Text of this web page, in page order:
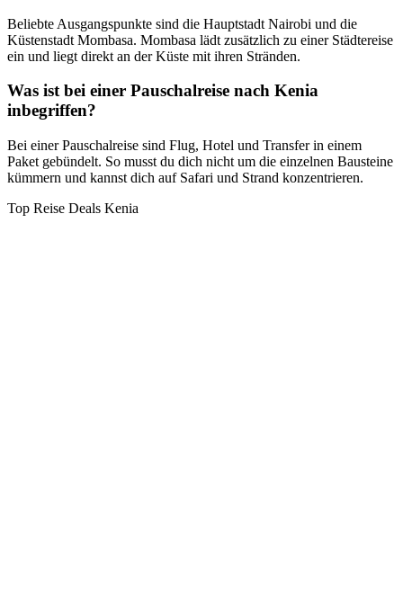
Beliebte Ausgangspunkte sind die Hauptstadt Nairobi und die
Küstenstadt Mombasa. Mombasa lädt zusätzlich zu einer Städtereise
ein und liegt direkt an der Küste mit ihren Stränden.
Was ist bei einer Pauschalreise nach Kenia
inbegriffen?
Bei einer Pauschalreise sind Flug, Hotel und Transfer in einem
Paket gebündelt. So musst du dich nicht um die einzelnen Bausteine
kümmern und kannst dich auf Safari und Strand konzentrieren.
Top Reise Deals Kenia